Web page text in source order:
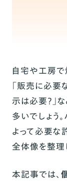
自宅や工房で
「販売に必要
示は必要？」
多いでしょう
よって必要な
全体像を整理
本記事では、